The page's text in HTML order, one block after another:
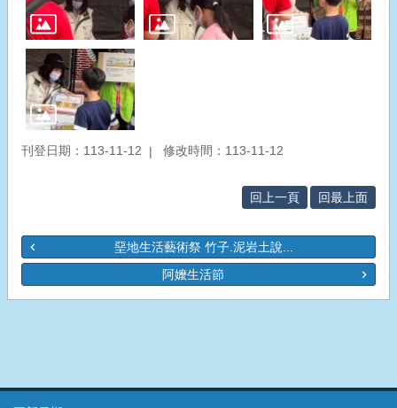
刊登日期：113-11-12 修改時間：113-11-12
回上一頁 回最上面
堊地生活藝術祭 竹子.泥岩土說...
阿嬤生活節